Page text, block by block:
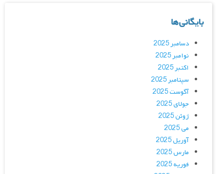
بایگانی‌ها
دسامبر 2025
نوامبر 2025
اکتبر 2025
سپتامبر 2025
آگوست 2025
جولای 2025
ژوئن 2025
می 2025
آوریل 2025
مارس 2025
فوریه 2025